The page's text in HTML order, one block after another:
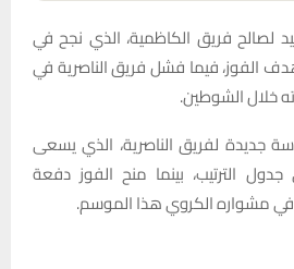
لصالح فريق الكاظمية، الذي نجح في
الفوز، فيما فشل فريق الناصرية في
خلال الشوطين.
جديدة لفريق الناصرية، الذي يسعى
الترتيب، بينما منح الفوز دفعة
مشواره الكروي هذا الموسم.